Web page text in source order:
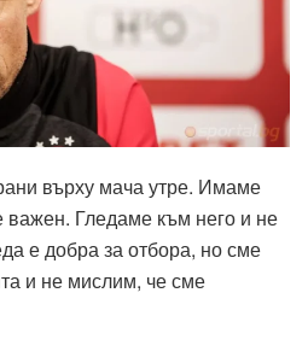
върху мача утре. Имаме
важен. Гледаме към него и не
е добра за отбора, но сме
и не мислим, че сме